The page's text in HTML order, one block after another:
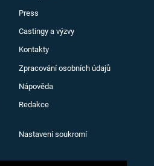
Press
Castingy a výzvy
Kontakty
Zpracování osobních údajů
Nápověda
Redakce
Nastavení soukromí